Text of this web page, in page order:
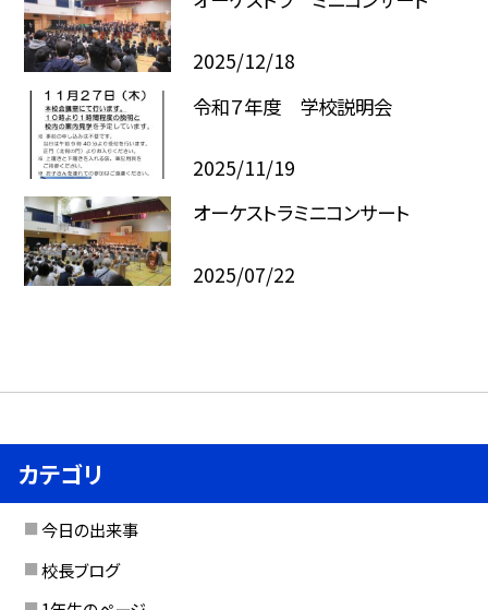
2025/12/18
令和７年度 学校説明会
2025/11/19
オーケストラミニコンサート
2025/07/22
カテゴリ
今日の出来事
校長ブログ